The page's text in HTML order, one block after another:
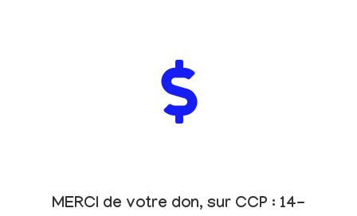
MERCI de votre don, sur CCP : 14-